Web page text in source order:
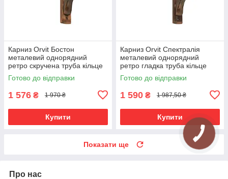
Карниз Orvit Бостон
металевий однорядний
ретро скручена труба кільце
металеве Мідь 25 мм 300 см
(00-00016357)
Готово до відправки
1 576 ₴ 1 970 ₴
Купити
Карниз Orvit Спектралія
металевий однорядний
ретро гладка труба кільце
металеве Мідь 25 мм 300 см
(00-00016321)
Готово до відправки
1 590 ₴ 1 987,50 ₴
Купити
Показати ще
Про нас